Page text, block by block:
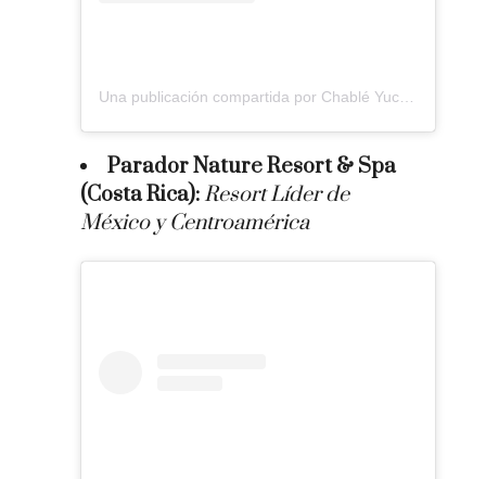
Una publicación compartida por Chablé Yucatán (@chableyucatan)
Parador Nature Resort & Spa
(Costa Rica): Resort Líder de
México y Centroamérica